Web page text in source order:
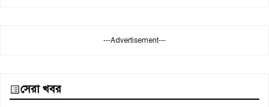
---Advertisement---
সেরা খবর